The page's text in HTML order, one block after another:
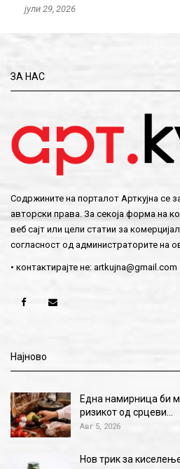
јули 29, 2026
ЗА НАС
Содржините на порталот Арткујна се
авторски права. За секоја форма на
веб сајт или цели статии за
согласност од администраторите на
• контактирајте не: artkujna@gmail.com
Најново
Една намирница би
ризикот од срцеви…
Авг 5, 2026
Нов трик за